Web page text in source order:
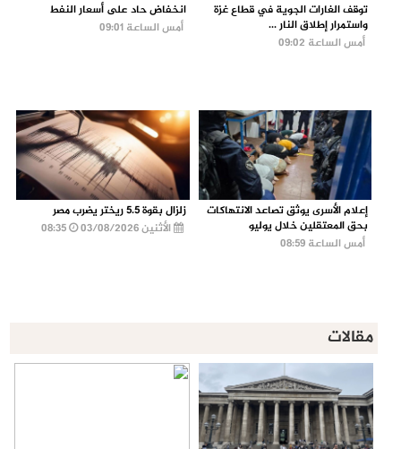
توقف الغارات الجوية في قطاع غزة
واستمرار إطلاق النار ...
أمس الساعة 09:02
انخفاض حاد على أسعار النفط
أمس الساعة 09:01
إعلام الأسرى يوثق تصاعد الانتهاكات
بحق المعتقلين خلال يوليو
أمس الساعة 08:59
زلزال بقوة 5.5 ريختر يضرب مصر
الأثنين 03/08/2026
08:35
مقالات